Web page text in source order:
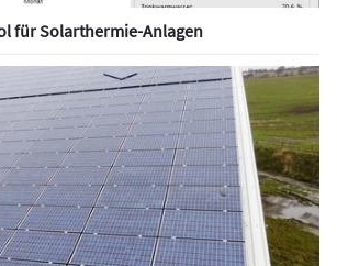
für Solarthermie-Anlagen